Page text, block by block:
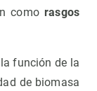
comorasgos
función de la
de biomasa